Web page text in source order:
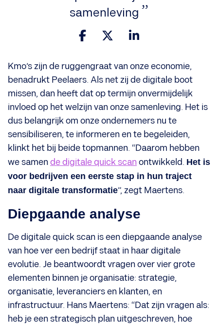
samenleving
Kmo’s zijn de ruggengraat van onze economie,
benadrukt Peelaers. Als net zij de digitale boot
missen, dan heeft dat op termijn onvermijdelijk
invloed op het welzijn van onze samenleving. Het is
dus belangrijk om onze ondernemers nu te
sensibiliseren, te informeren en te begeleiden,
klinkt het bij beide topmannen. “Daarom hebben
we samende digitale quick scanontwikkeld. Het is
voor bedrijven een eerste stap in hun traject
naar digitale transformatie”, zegt Maertens.
Diepgaande analyse
De digitale quick scan is een diepgaande analyse
van hoe ver een bedrijf staat in haar digitale
evolutie. Je beantwoordt vragen over vier grote
elementen binnen je organisatie: strategie,
organisatie, leveranciers en klanten, en
infrastructuur. Hans Maertens: “Dat zijn vragen als:
heb je een strategisch plan uitgeschreven, hoe